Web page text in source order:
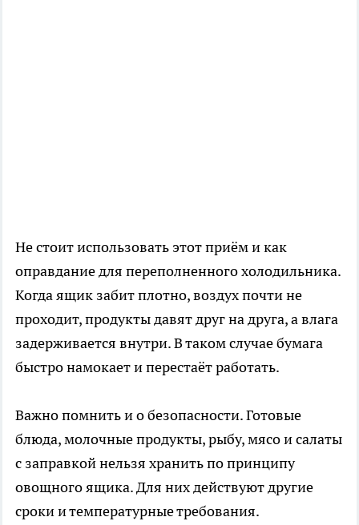
Не стоит использовать этот приём и как
оправдание для переполненного холодильника.
Когда ящик забит плотно, воздух почти не
проходит, продукты давят друг на друга, а влага
задерживается внутри. В таком случае бумага
быстро намокает и перестаёт работать.
Важно помнить и о безопасности. Готовые
блюда, молочные продукты, рыбу, мясо и салаты
с заправкой нельзя хранить по принципу
овощного ящика. Для них действуют другие
сроки и температурные требования.